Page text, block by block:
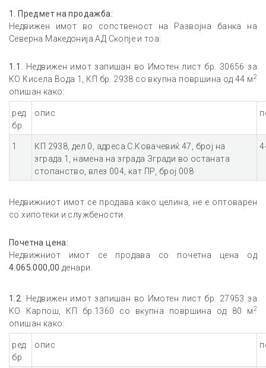
1.
Предмет на продажба:
Недвижен имот во сопственост на Развојна банка на
Северна Македонија АД Скопје и тоа:
1.1
. Недвижен имот запишан во Имотен лист бр. 30656 за
КО Кисела Вода 1, КП бр. 2938 со вкупна површина од 44 м2
опишан како:
ред
бр.
опис
1
КП 2938, дел 0, адреса С.Ковачевиќ 47, број на
зграда 1, намена на зграда Згради во останата
стопанство, влез 004, кат ПР, број 008
Недвижниот имот се продава како целина, не е оптоварен
со хипотеки и службености.
Почетна цена:
Недвижниот имот се продава со почетна цена од
4.065.000,00 денари.
1.2.
Недвижен имот запишан во Имотен лист бр. 27953 за
КО Карпош, КП бр.1360 со вкупна површина од 80 м2
опишан како:
ред
бр.
опис